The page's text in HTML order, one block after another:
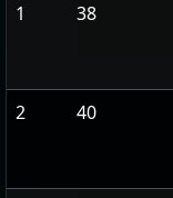
1 38
2 40